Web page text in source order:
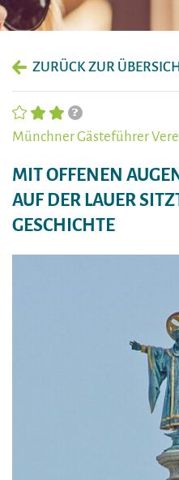
ZURÜCK ZUR
Münchner Gästeführer
MIT OFFENEN
AUF DER LAUER
GESCHICHTE